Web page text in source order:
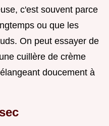
c'est souvent parce
ou que les
On peut essayer de
cuillère de crème
doucement à